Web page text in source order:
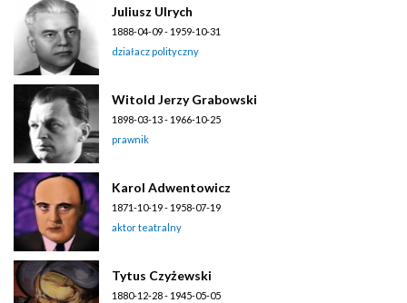
Juliusz Ulrych
1888-04-09 - 1959-10-31
działacz polityczny
Witold Jerzy Grabowski
1898-03-13 - 1966-10-25
prawnik
Karol Adwentowicz
1871-10-19 - 1958-07-19
aktor teatralny
Tytus Czyżewski
1880-12-28 - 1945-05-05